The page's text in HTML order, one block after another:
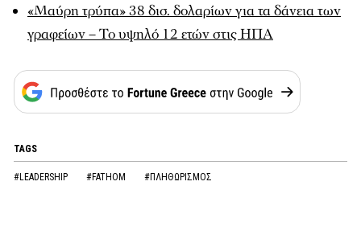
«Μαύρη τρύπα» 38 δισ. δολαρίων για τα δάνεια των
γραφείων – Το υψηλό 12 ετών στις ΗΠΑ
TAGS
#LEADERSHIP #FATHOM #ΠΛΗΘΩΡΙΣΜΟΣ